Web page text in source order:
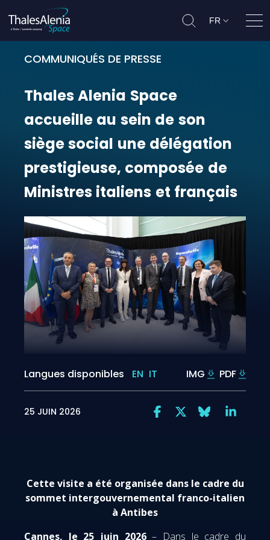
FR
COMMUNIQUÉS DE PRESSE
Thales Alenia Space accueille
ThalesAlenia Space
accueille au sein de son
siègesocial une délégation
prestigieuse, composée de
Ministres italiens et français
Langues disponibles EN IT IMG PDF
25 JUIN 2026
Cette visite a été organisée dans le cadre du
sommet intergouvernemental franco-italien
à Antibes
Cannes, le 25 juin 2026– Dans le cadre du